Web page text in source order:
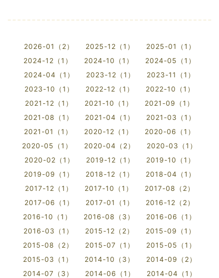
2026-01（2） 2025-12（1）
2025-01（1）
2024-12（1）
2024-10（1）
2024-05（1）
2024-04（1）
2023-12（1）
2023-11（1）
2023-10（1）
2022-12（1）
2022-10（1）
2021-12（1）
2021-10（1）
2021-09（1）
2021-08（1）
2021-04（1）
2021-03（1）
2021-01（1）
2020-12（1）
2020-06（1）
2020-05（1）
2020-04（2）
2020-03（1）
2020-02（1）
2019-12（1）
2019-10（1）
2019-09（1）
2018-12（1）
2018-04（1）
2017-12（1）
2017-10（1）
2017-08（2）
2017-06（1）
2017-01（1）
2016-12（2）
2016-10（1）
2016-08（3）
2016-06（1）
2016-03（1）
2015-12（2）
2015-09（1）
2015-08（2）
2015-07（1）
2015-05（1）
2015-03（1）
2014-10（3）
2014-09（2）
2014-07（3）
2014-06（1）
2014-04（1）